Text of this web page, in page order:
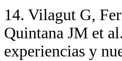
14. Vilagut G,
Quintana JM et
experiencias y